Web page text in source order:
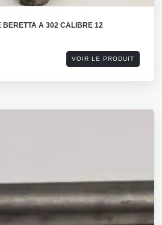
BERETTA A 302 CALIBRE 12
VOIR LE PRODUIT